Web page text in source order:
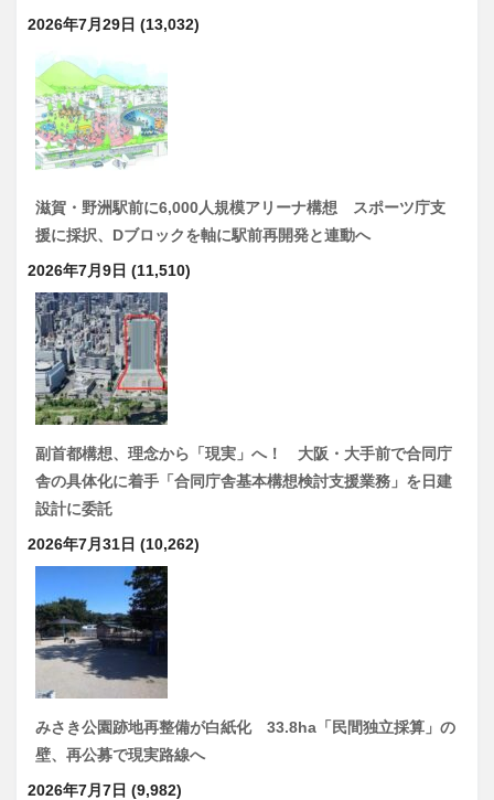
2026年7月29日 (13,032)
滋賀・野洲駅前に6,000人規模アリーナ構想 スポーツ庁支
援に採択、Dブロックを軸に駅前再開発と連動へ
2026年7月9日 (11,510)
副首都構想、理念から「現実」へ！ 大阪・大手前で合同庁
舎の具体化に着手「合同庁舎基本構想検討支援業務」を日建
設計に委託
2026年7月31日 (10,262)
みさき公園跡地再整備が白紙化 33.8ha「民間独立採算」の
壁、再公募で現実路線へ
2026年7月7日 (9,982)